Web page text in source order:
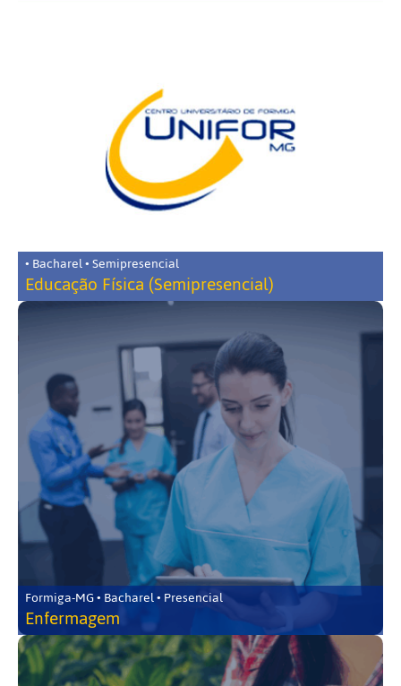
• Bacharel • Semipresencial
Educação Física (Semipresencial)
Formiga-MG • Bacharel • Presencial
Enfermagem